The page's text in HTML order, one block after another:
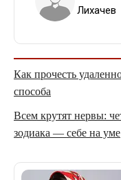
Лихачев
Как прочесть
способа
Всем крутят нервы:
зодиака — себе на уме